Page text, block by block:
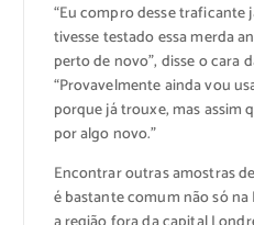
“Eu compro desse traficante
tivesse testado essa merda
perto de novo”, disse o cara
“Provavelmente ainda vou
porque já trouxe, mas assim
por algo novo.”
Encontrar outras amostras
é bastante comum não só